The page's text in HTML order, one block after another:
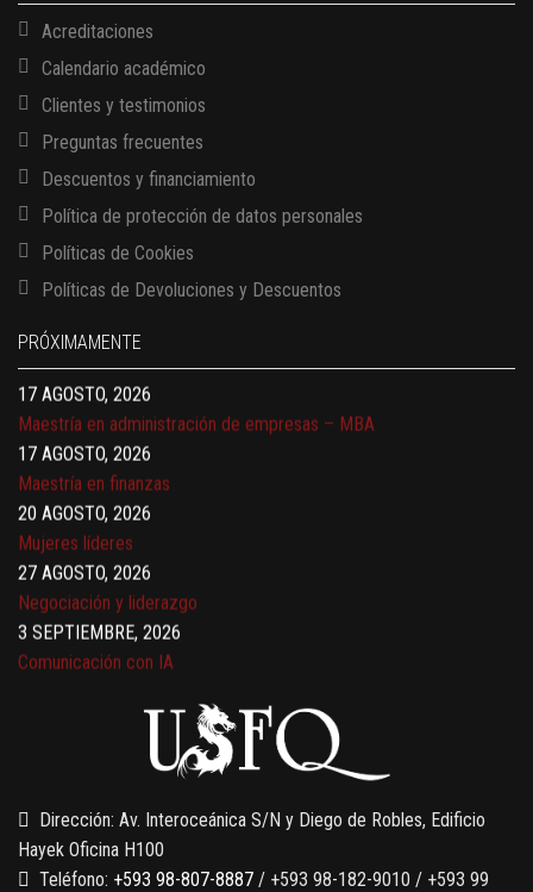
Acreditaciones
Calendario académico
Clientes y testimonios
Preguntas frecuentes
Descuentos y financiamiento
Política de protección de datos personales
Políticas de Cookies
Políticas de Devoluciones y Descuentos
PRÓXIMAMENTE
13 AGOSTO, 2026
Finanzas para no financieros
Gerencia de empresas familiares
17 AGOSTO, 2026
Maestría en administración de empresas – MBA
17 AGOSTO, 2026
Maestría en finanzas
20 AGOSTO, 2026
Mujeres líderes
27 AGOSTO, 2026
Negociación y liderazgo
3 SEPTIEMBRE, 2026
Comunicación con IA
7 SEPTIEMBRE, 2026
13 AGOSTO, 2026
Finanzas para no financieros
Dirección: Av. Interoceánica S/N y Diego de Robles, Edificio
Hayek Oficina H100
Teléfono: +593 98-807-8887 / +593 98-182-9010 / +593 99